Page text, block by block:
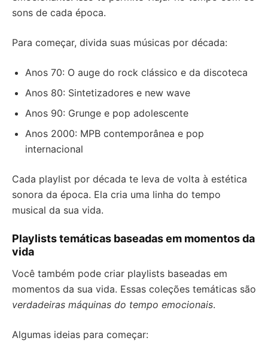
sons de cada época.
Para começar, divida suas músicas por década:
Anos 70: O auge do rock clássico e da discoteca
Anos 80: Sintetizadores e new wave
Anos 90: Grunge e pop adolescente
Anos 2000: MPB contemporânea e pop
internacional
Cada playlist por década te leva de volta à estética
sonora da época. Ela cria uma linha do tempo
musical da sua vida.
Playlists temáticas baseadas em momentos da
vida
Você também pode criar playlists baseadas em
momentos da sua vida. Essas coleções temáticas são
verdadeiras máquinas do tempo emocionais.
Algumas ideias para começar: